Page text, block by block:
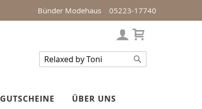
Bünder Modehaus 05223-17740
Suche
GUTSCHEINE ÜBER UNS